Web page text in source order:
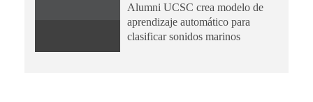
Alumni UCSC crea modelo de
aprendizaje automático para
clasificar sonidos marinos